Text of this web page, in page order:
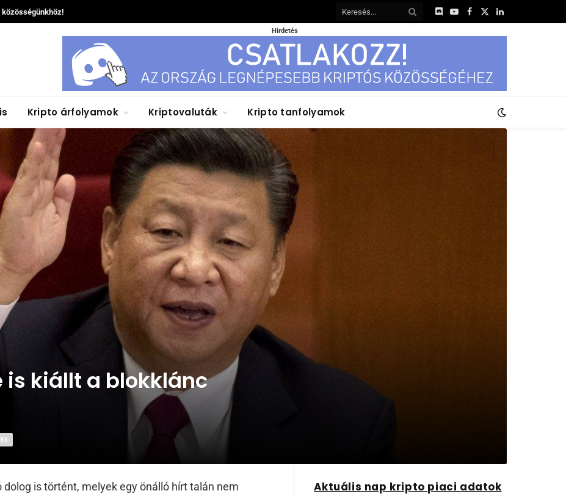
DiscordYouTube
Facebook
X
LinkedIn
Hirdetés
Kripto árfolyamok Kriptovaluták Kripto tanfolyamok
is kiállt a blokklánc
is történt, melyek egy önálló hírt talán nem
Aktuális nap kripto piaci adatok